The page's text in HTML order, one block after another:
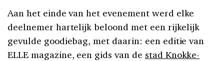
Aan het einde van het evenement werd elke
deelnemer hartelijk beloond met een rijkelijk
gevulde goodiebag, met daarin: een editie van
ELLE magazine, een gids van de stad Knokke-